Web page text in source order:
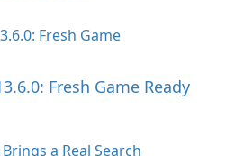
Fresh Game Ready